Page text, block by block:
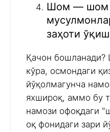
Шом — шом
заҳоти
Қачон бошланади?
кўра, осмондаги
йўқолмагунча
яхшироқ, аммо бу
намози офоқдаги
оқ фонидаги зари